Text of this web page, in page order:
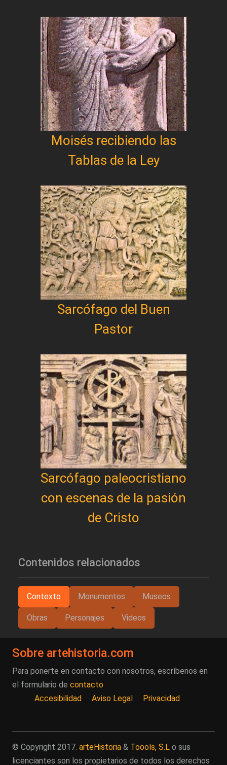
Moisés recibiendo las
Tablas de la Ley
Sarcófago del Buen
Pastor
Sarcófago paleocristiano
con escenas de la pasión
de Cristo
Contenidos relacionados
Contexto Monumentos Museos
Obras Personajes Videos
Sobre artehistoria.com
Para ponerte en contacto con nosotros, escríbenos en
el formulario de contacto
Accesibilidad
Aviso Legal Privacidad
© Copyright 2017. arteHistoria & Toools, S.L o sus
licenciantes son los propietarios de todos los derechos